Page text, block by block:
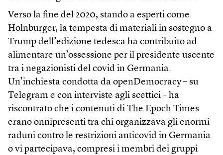
Verso la fine del 2020, stando a esperti come
Holnburger, la tempesta di materiali in sostegno a
Trump dell’edizione tedesca ha contribuito ad
alimentare un’ossessione per il presidente uscente
tra i negazionisti del covid in Germania.
Un’inchiesta condotta da openDemocracy – su
Telegram e con interviste agli scettici – ha
riscontrato che i contenuti di The Epoch Times
erano onnipresenti tra chi organizzava gli enormi
raduni contro le restrizioni anticovid in Germania
o vi partecipava, compresi i membri dei gruppi